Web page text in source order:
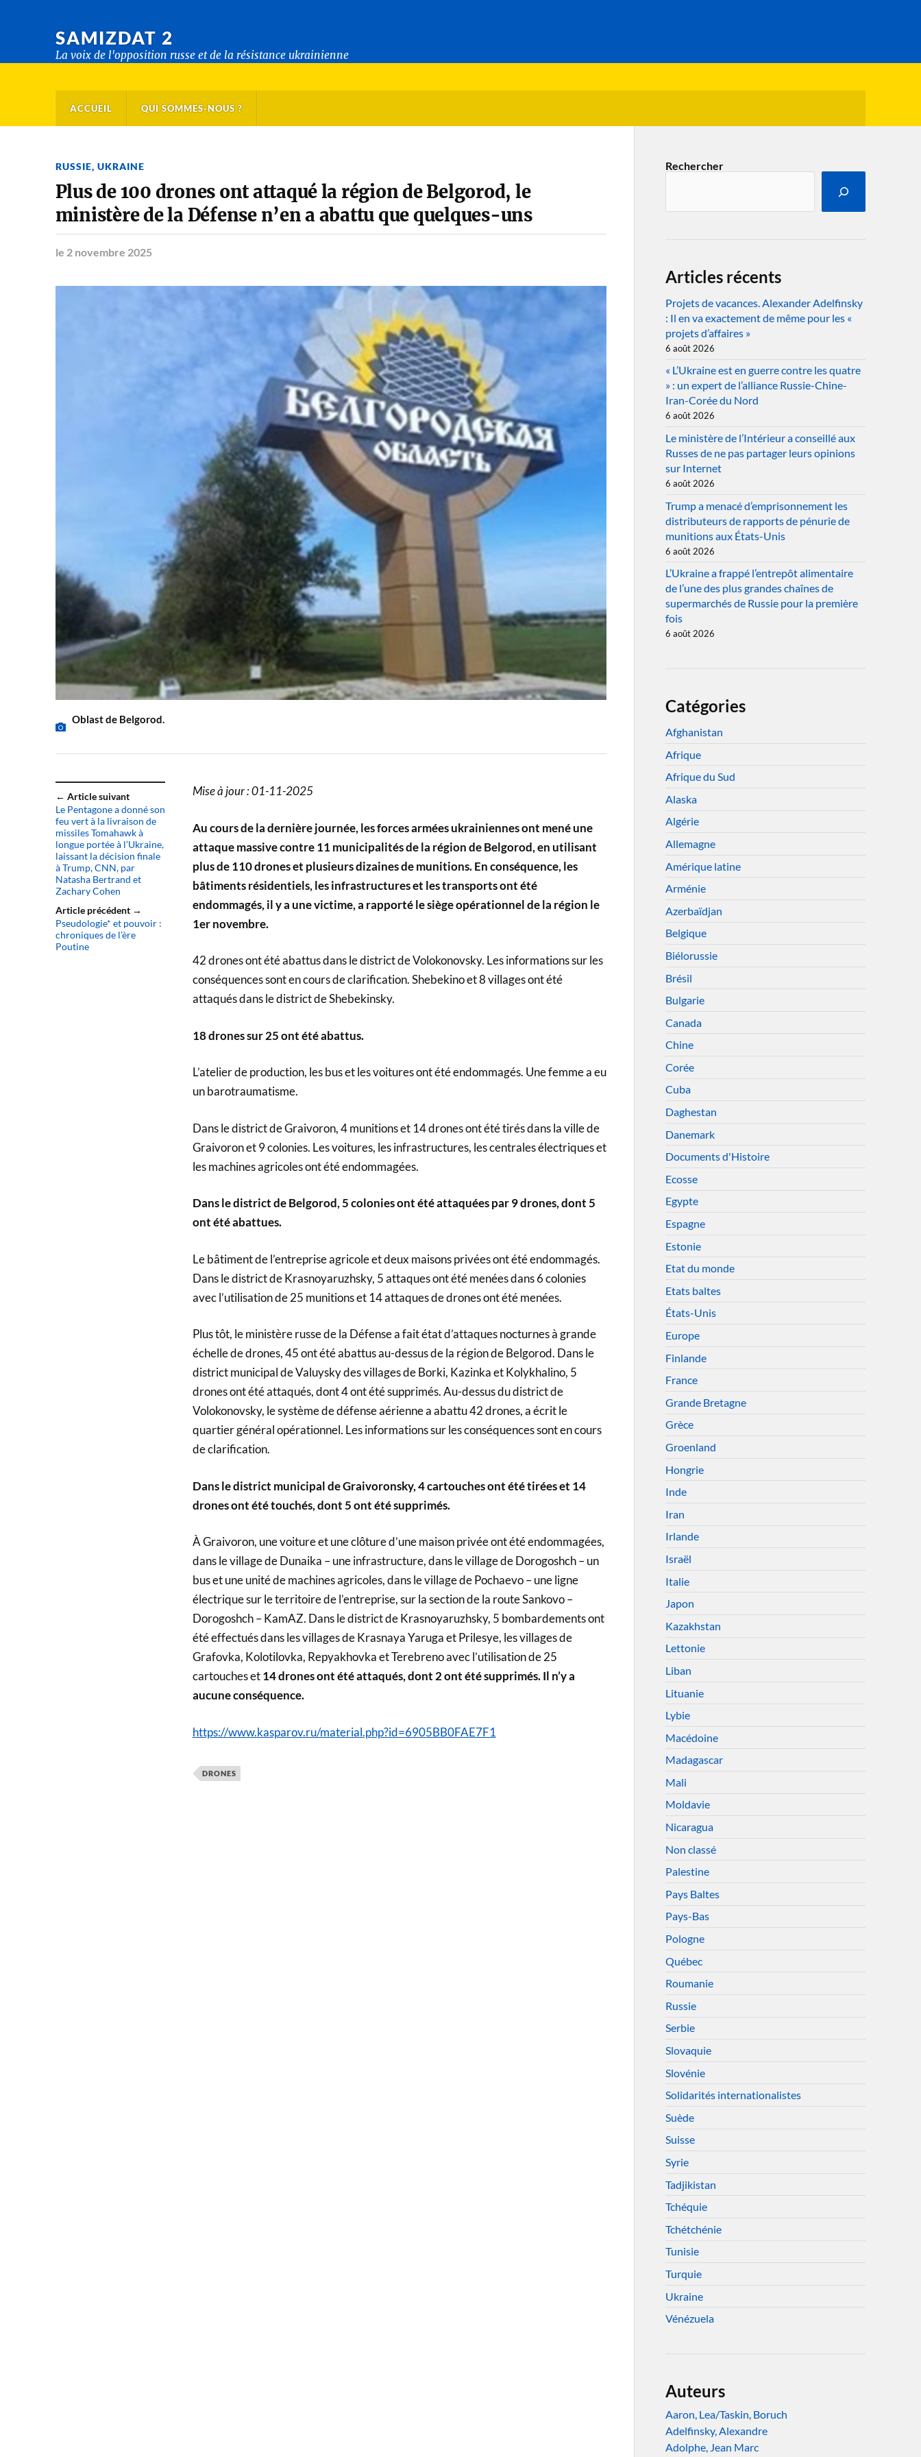
SAMIZDAT 2
La voix de l'opposition russe et de la résistance ukrainienne
ACCUEIL QUI SOMMES-NOUS ?
RUSSIE, UKRAINE
Plus de 100 drones ont attaqué la région de Belgorod, le
ministère de la Défense n’en a abattu que quelques-uns
le 2 novembre 2025
Oblast de Belgorod.
← Article suivant
Le Pentagone a donné son
feu vert à la livraison de
missiles Tomahawk à
longue portée à l’Ukraine,
laissant la décision finale
à Trump, CNN, par
Natasha Bertrand et
Zachary Cohen
Article précédent →
Pseudologie* et pouvoir :
chroniques de l’ère
Poutine
Mise à jour : 01-11-2025
Au cours de la dernière journée, les forces armées ukrainiennes ont mené une
attaque massive contre 11 municipalités de la région de Belgorod, en utilisant
plus de 110 drones et plusieurs dizaines de munitions. En conséquence, les
bâtiments résidentiels, les infrastructures et les transports ont été
endommagés, il y a une victime, a rapporté le siège opérationnel de la région le
1er novembre.
42 drones ont été abattus dans le district de Volokonovsky. Les informations sur les
conséquences sont en cours de clarification. Shebekino et 8 villages ont été
attaqués dans le district de Shebekinsky.
18 drones sur 25 ont été abattus.
L’atelier de production, les bus et les voitures ont été endommagés. Une femme a eu
un barotraumatisme.
Dans le district de Graivoron, 4 munitions et 14 drones ont été tirés dans la ville de
Graivoron et 9 colonies. Les voitures, les infrastructures, les centrales électriques et
les machines agricoles ont été endommagées.
Dans le district de Belgorod, 5 colonies ont été attaquées par 9 drones, dont 5
ont été abattues.
Le bâtiment de l’entreprise agricole et deux maisons privées ont été endommagés.
Dans le district de Krasnoyaruzhsky, 5 attaques ont été menées dans 6 colonies
avec l’utilisation de 25 munitions et 14 attaques de drones ont été menées.
Plus tôt, le ministère russe de la Défense a fait état d’attaques nocturnes à grande
échelle de drones, 45 ont été abattus au-dessus de la région de Belgorod. Dans le
district municipal de Valuysky des villages de Borki, Kazinka et Kolykhalino, 5
drones ont été attaqués, dont 4 ont été supprimés. Au-dessus du district de
Volokonovsky, le système de défense aérienne a abattu 42 drones, a écrit le
quartier général opérationnel. Les informations sur les conséquences sont en cours
de clarification.
Dans le district municipal de Graivoronsky, 4 cartouches ont été tirées et 14
drones ont été touchés, dont 5 ont été supprimés.
À Graivoron, une voiture et une clôture d’une maison privée ont été endommagées,
dans le village de Dunaika – une infrastructure, dans le village de Dorogoshch – un
bus et une unité de machines agricoles, dans le village de Pochaevo – une ligne
électrique sur le territoire de l’entreprise, sur la section de la route Sankovo –
Dorogoshch – KamAZ. Dans le district de Krasnoyaruzhsky, 5 bombardements ont
été effectués dans les villages de Krasnaya Yaruga et Prilesye, les villages de
Grafovka, Kolotilovka, Repyakhovka et Terebreno avec l’utilisation de 25
cartouches et14 drones ont été attaqués, dont 2 ont été supprimés. Il n’y a
aucune conséquence.
https://www.kasparov.ru/material.php?id=6905BB0FAE7F1
DRONES
Rechercher
Articles récents
Projets de vacances. Alexander Adelfinsky
: Il en va exactement de même pour les «
projets d’affaires »
6 août 2026
« L’Ukraine est en guerre contre les quatre
» : un expert de l’alliance Russie-Chine-
Iran-Corée du Nord
6 août 2026
Le ministère de l’Intérieur a conseillé aux
Russes de ne pas partager leurs opinions
sur Internet
6 août 2026
Trump a menacé d’emprisonnement les
distributeurs de rapports de pénurie de
munitions aux États-Unis
6 août 2026
L’Ukraine a frappé l’entrepôt alimentaire
de l’une des plus grandes chaînes de
supermarchés de Russie pour la première
fois
6 août 2026
Catégories
Afghanistan
Afrique
Afrique du Sud
Alaska
Algérie
Allemagne
Amérique latine
Arménie
Azerbaïdjan
Belgique
Biélorussie
Brésil
Bulgarie
Canada
Chine
Corée
Cuba
Daghestan
Danemark
Documents d'Histoire
Ecosse
Egypte
Espagne
Estonie
Etat du monde
Etats baltes
États-Unis
Europe
Finlande
France
Grande Bretagne
Grèce
Groenland
Hongrie
Inde
Iran
Irlande
Israël
Italie
Japon
Kazakhstan
Lettonie
Liban
Lituanie
Lybie
Macédoine
Madagascar
Mali
Moldavie
Nicaragua
Non classé
Palestine
Pays Baltes
Pays-Bas
Pologne
Québec
Roumanie
Russie
Serbie
Slovaquie
Slovénie
Solidarités internationalistes
Suède
Suisse
Syrie
Tadjikistan
Tchéquie
Tchétchénie
Tunisie
Turquie
Ukraine
Vénézuela
Auteurs
Aaron, Lea/Taskin, Boruch
Adelfinsky, Alexandre
Adolphe, Jean Marc